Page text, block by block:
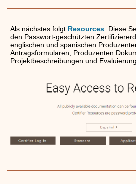
Als nächstes folgt Resources . Diese
den Passwort-geschützten
englischen und spanischen
Antragsformularen, Produzenten
Projektbeschreibungen und